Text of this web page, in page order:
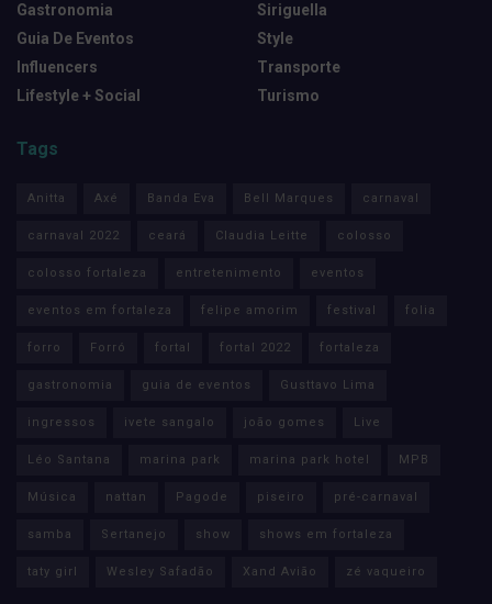
Gastronomia
Guia De Eventos
Influencers
Lifestyle + Social
Siriguella
Style
Transporte
Turismo
Tags
Anitta Axé Banda Eva Bell Marques carnaval
carnaval 2022 ceará Claudia Leitte colosso
colosso fortaleza entretenimento eventos
eventos em fortaleza felipe amorim festival folia
forro Forró fortal fortal 2022 fortaleza
gastronomia guia de eventos Gusttavo Lima
ingressos ivete sangalo joão gomes Live
Léo Santana marina park marina park hotel MPB
Música nattan Pagode piseiro pré-carnaval
samba Sertanejo show shows em fortaleza
taty girl Wesley Safadão Xand Avião zé vaqueiro